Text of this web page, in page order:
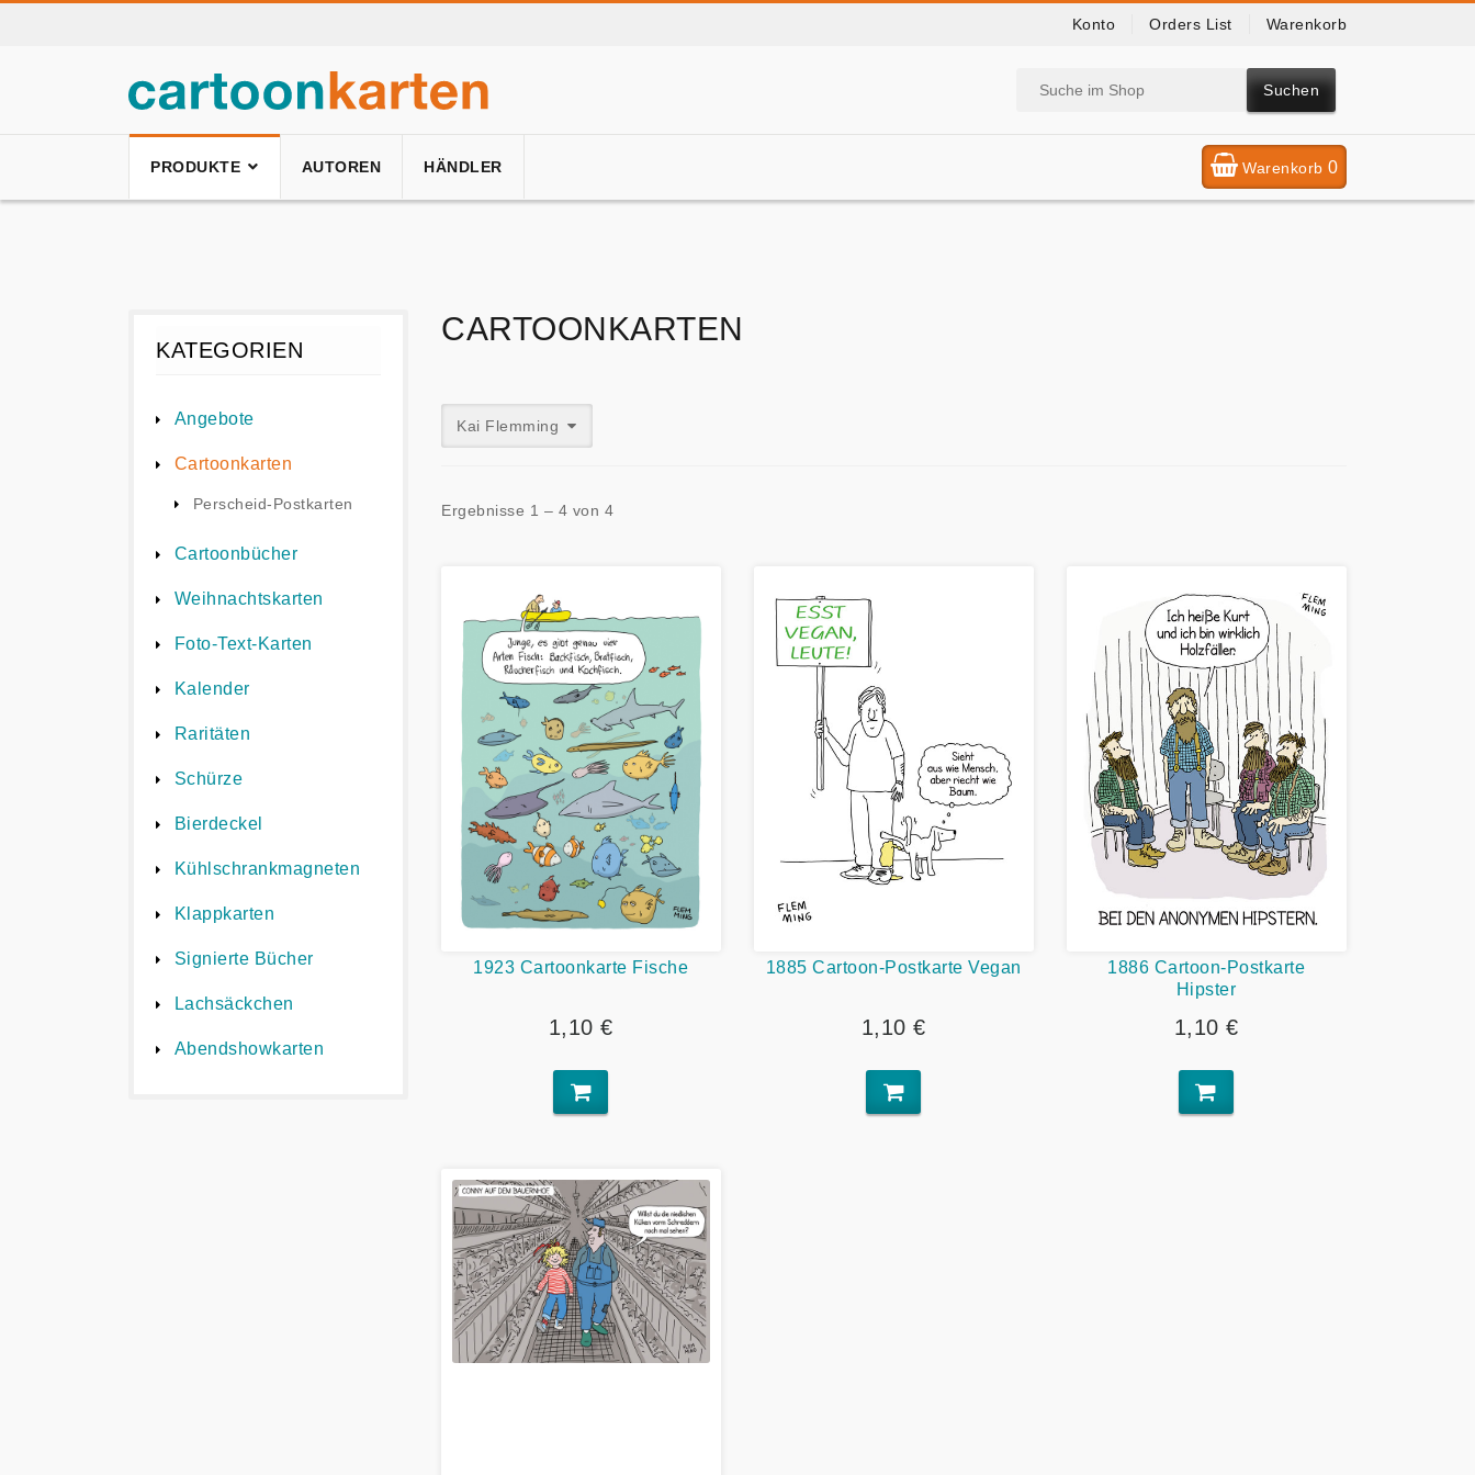
Konto Orders List Warenkorb
Suchen
PRODUKTE AUTOREN HÄNDLER Warenkorb 0
KATEGORIEN
Angebote
Cartoonkarten
Perscheid-Postkarten
Cartoonbücher
Weihnachtskarten
Foto-Text-Karten
Kalender
Raritäten
Schürze
Bierdeckel
Kühlschrankmagneten
Klappkarten
Signierte Bücher
Lachsäckchen
Abendshowkarten
CARTOONKARTEN
Kai Flemming
Ergebnisse 1 – 4 von 4
1923 Cartoonkarte Fische
1,10 €
1885 Cartoon-Postkarte Vegan
1,10 €
1886 Cartoon-Postkarte
Hipster
1,10 €